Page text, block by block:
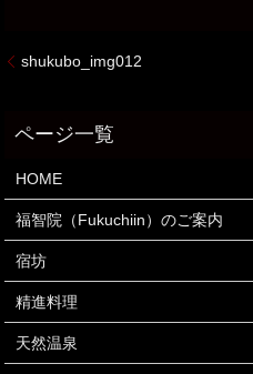
shukubo_img012
HOME
福智院（Fukuchiin）のご案内
宿坊
精進料理
天然温泉